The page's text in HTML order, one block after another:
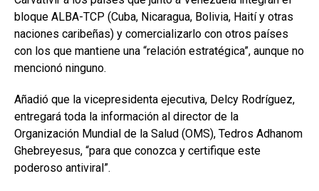
bloque ALBA-TCP (Cuba, Nicaragua, Bolivia, Haití y otras
naciones caribeñas) y comercializarlo con otros países
con los que mantiene una “relación estratégica”, aunque no
mencionó ninguno.
Añadió que la vicepresidenta ejecutiva, Delcy Rodríguez,
entregará toda la información al director de la
Organización Mundial de la Salud (OMS), Tedros Adhanom
Ghebreyesus, “para que conozca y certifique este
poderoso antiviral”.